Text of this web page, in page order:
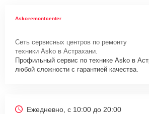
Askoremontcenter
Сеть сервисных центров по ремонту
техники Asko в Астрахани.
Профильный сервис по технике Asko в
любой сложности с гарантией качества.
Ежедневно, с 10:00 до 20:00